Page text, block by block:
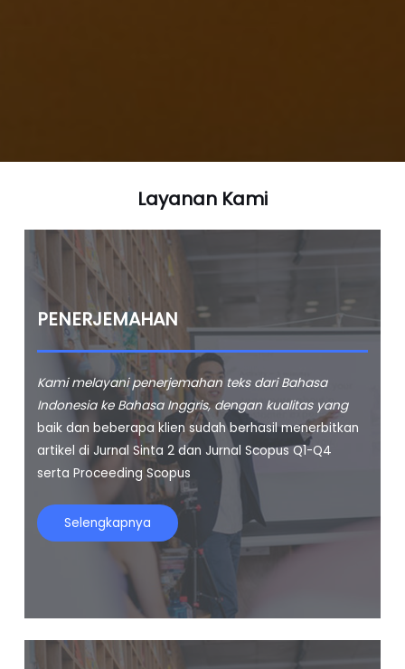
Layanan Kami
PENERJEMAHAN
Kami melayani penerjemahan teks dari Bahasa
Indonesia ke Bahasa Inggris, dengan kualitas yang
baik dan beberapa klien sudah berhasil menerbitkan
artikel di Jurnal Sinta 2 dan Jurnal Scopus Q1-Q4
serta Proceeding Scopus
Selengkapnya